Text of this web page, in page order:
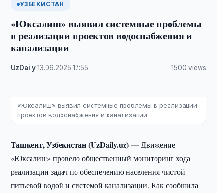
УЗБЕКИСТАН
«Юксалиш» выявил системные проблемы
в реализации проектов водоснабжения и
канализации
UzDaily·13.06.2025 ·17:55 1500 views
«Юксалиш» выявил системные проблемы в реализации
проектов водоснабжения и канализации
Ташкент, Узбекистан (UzDaily.uz) —Движение
«Юксалиш» провело общественный мониторинг хода
реализации задач по обеспечению населения чистой
питьевой водой и системой канализации. Как сообщила